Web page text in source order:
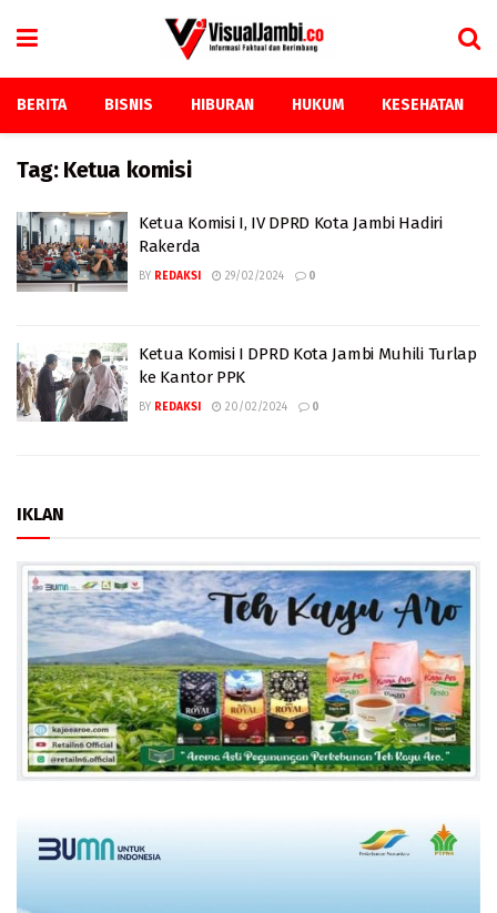
BERITA BISNIS HIBURAN HUKUM KESEHATAN
Tag: Ketua komisi
Ketua Komisi I, IV DPRD Kota Jambi Hadiri
Rakerda
BY REDAKSI 29/02/2024 0
Ketua Komisi I DPRD Kota Jambi Muhili Turlap
ke Kantor PPK
BY REDAKSI 20/02/2024 0
IKLAN